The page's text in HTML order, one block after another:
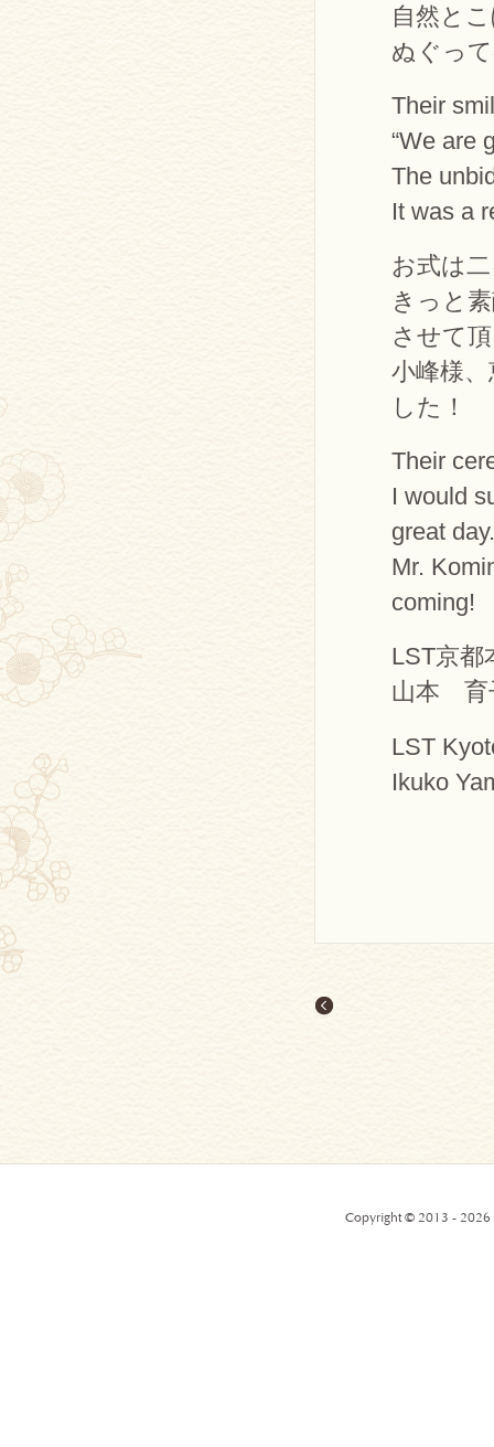
自然と
ぬぐっ
Their
“We are
The
It was a
お式は
きっと
させて
小峰様
した！
Their
I would
great day.
Mr.
coming!
LST京
山本 育
LST
Ikuko
Copyright © 2013 - 2026